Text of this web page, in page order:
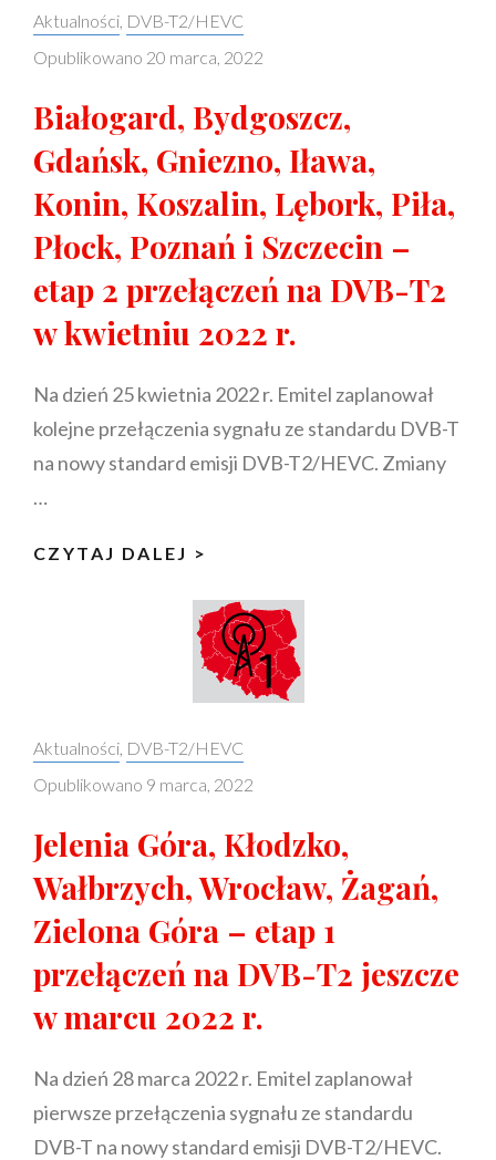
DVB-
T
Categories:
Aktualności DVB-T2/HEVC
Opublikowano 20 marca, 2022
Białogard, Bydgoszcz,
Gdańsk, Gniezno, Iława,
Konin, Koszalin, Lębork, Piła,
Płock, Poznań i Szczecin –
etap 2 przełączeń na DVB-T2
w kwietniu 2022 r.
Na dzień 25 kwietnia 2022 r. Emitel zaplanował
kolejne przełączenia sygnału ze standardu DVB-T
na nowy standard emisji DVB-T2/HEVC. Zmiany
…
CZYTAJ DALEJ >
GDAŃSK,
GNIEZNO,
IŁAWA,
KONIN,
LĘBORK,
PIŁA,
PŁOCK,
POZNAŃ
I
SZCZECIN
ETAP
2
NA
DVB-
T2
Categories:
Aktualności DVB-T2/HEVC
Opublikowano 9 marca, 2022
Jelenia Góra, Kłodzko,
Wałbrzych, Wrocław, Żagań,
Zielona Góra – etap 1
przełączeń na DVB-T2 jeszcze
w marcu 2022 r.
Na dzień 28 marca 2022 r. Emitel zaplanował
pierwsze przełączenia sygnału ze standardu
DVB-T na nowy standard emisji DVB-T2/HEVC.